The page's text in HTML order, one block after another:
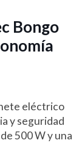
Bongo
eléctrico
y seguridad
500 W y una